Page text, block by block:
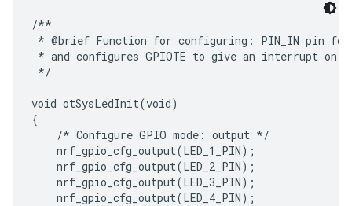
/**
* @brief Function for configuring: PIN_IN pin
* and configures GPIOTE to give an interrupt on
*/
void otSysLedInit(void)
{
    /* Configure GPIO mode: output */
    nrf_gpio_cfg_output(LED_1_PIN);
    nrf_gpio_cfg_output(LED_2_PIN);
    nrf_gpio_cfg_output(LED_3_PIN);
    nrf_gpio_cfg_output(LED_4_PIN);